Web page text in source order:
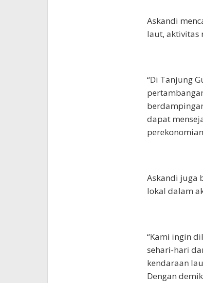
Askandi
laut, aktivitas
“Di Tanjung
dapat
Askandi juga
lokal dalam
“Kami ingin
sehari-hari
kendaraan
Dengan